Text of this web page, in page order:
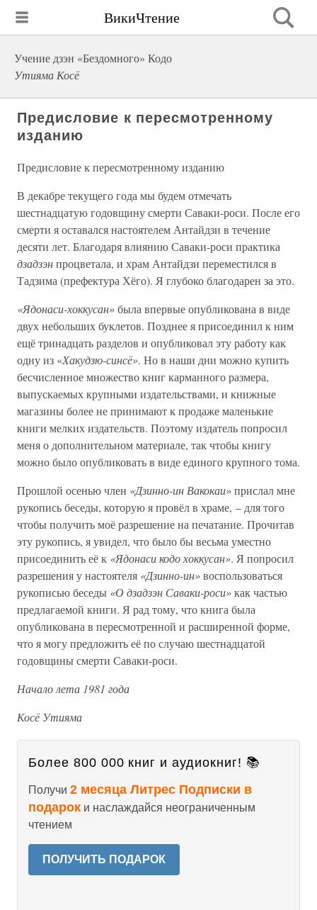
ВикиЧтение
Учение дзэн «Бездомного» Кодо
Утияма Косё
Предисловие к пересмотренному
изданию
Предисловие к пересмотренному изданию
В декабре текущего года мы будем отмечать
шестнадцатую годовщину смерти Саваки-роси. После его
смерти я оставался настоятелем Антайдзи в течение
десяти лет. Благодаря влиянию Саваки-роси практика
дзадзэнпроцветала, и храм Антайдзи переместился в
Тадзима (префектура Хёго). Я глубоко благодарен за это.
«Ядонаси-хоккусан»была впервые опубликована в виде
двух небольших буклетов. Позднее я присоединил к ним
ещё тринадцать разделов и опубликовал эту работу как
одну из «Хакудзю-синсё». Но в наши дни можно купить
бесчисленное множество книг карманного размера,
выпускаемых крупными издательствами, и книжные
магазины более не принимают к продаже маленькие
книги мелких издательств. Поэтому издатель попросил
меня о дополнительном материале, так чтобы книгу
можно было опубликовать в виде единого крупного тома.
Прошлой осенью член «Дзинно-ин Вакокаи»прислал мне
рукопись беседы, которую я провёл в храме, – для того
чтобы получить моё разрешение на печатание. Прочитав
эту рукопись, я увидел, что было бы весьма уместно
присоединить её к «Ядонаси кодо хоккусан». Я попросил
разрешения у настоятеля «Дзинно-ин»воспользоваться
рукописью беседы «О дзадзэн Саваки-роси»как частью
предлагаемой книги. Я рад тому, что книга была
опубликована в пересмотренной и расширенной форме,
что я могу предложить её по случаю шестнадцатой
годовщины смерти Саваки-роси.
Начало лета 1981 года
Косё Утияма
Более 800 000 книг и аудиокниг! 📚
Получи 2 месяца Литрес Подписки в
подарок и наслаждайся неограниченным
чтением
ПОЛУЧИТЬ ПОДАРОК